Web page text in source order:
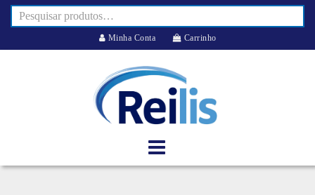
Minha Conta Carrinho